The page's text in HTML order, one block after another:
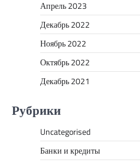
Апрель 2023
Декабрь 2022
Ноябрь 2022
Октябрь 2022
Декабрь 2021
Рубрики
Uncategorised
Банки и кредиты